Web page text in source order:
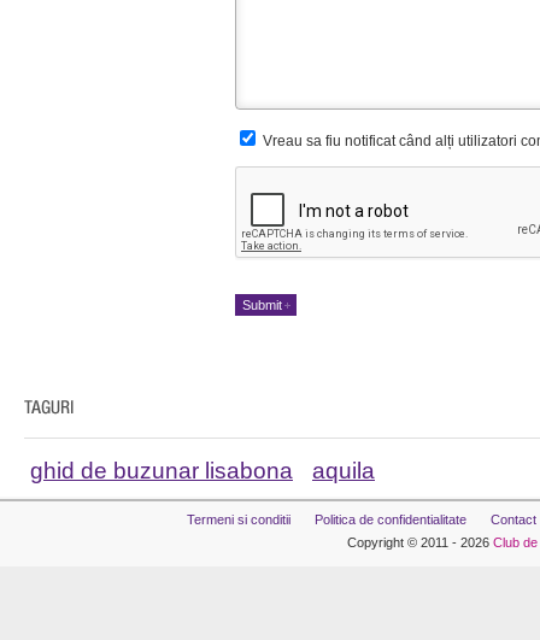
Vreau sa fiu notificat când alți utilizatori
ghid de buzunar lisabona aquila
Termeni si conditii Politica de confidentialitate
Contact
Copyright © 2011 - 2026 Club